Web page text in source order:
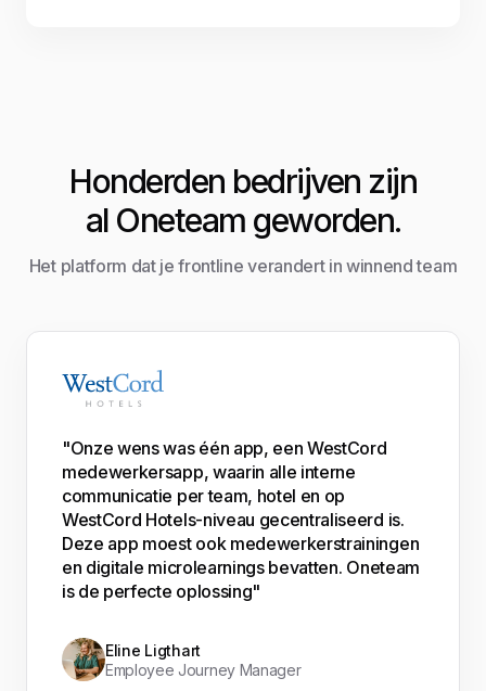
Honderden bedrijven zijn
al Oneteam geworden.
Het platform dat je frontline verandert in winnend team
"Onze wens was één app, een WestCord
medewerkersapp, waarin alle interne
communicatie per team, hotel en op
WestCord Hotels-niveau gecentraliseerd is.
Deze app moest ook medewerkerstrainingen
en digitale microlearnings bevatten. Oneteam
is de perfecte oplossing"
Eline Ligthart
Employee Journey Manager